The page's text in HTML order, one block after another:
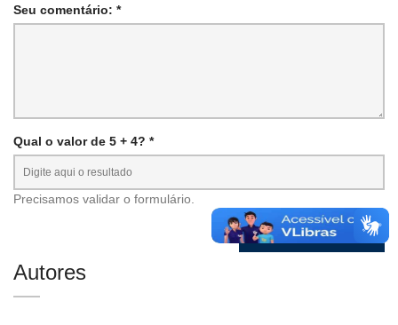
Seu comentário: *
Qual o valor de 5 + 4? *
Precisamos validar o formulário.
Autores